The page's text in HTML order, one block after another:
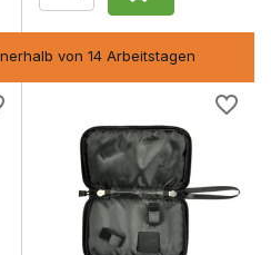
Zwei Airsoft-
übersichtliche
Anordnung
Organisation der
gesamten
Ausrüstung
zudem Platz für weit mehr als
kannst du Ersatzmagazine,
von 14 Arbeitstagen